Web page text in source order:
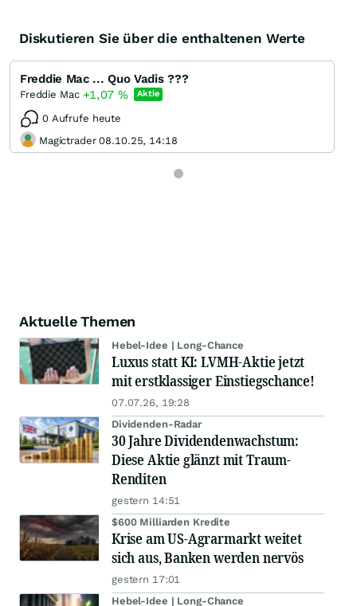
Diskutieren Sie über die enthaltenen Werte
Freddie Mac ... Quo Vadis ???
Freddie Mac +1,07 % Aktie
0 Aufrufe heute
Magictrader 08.10.25, 14:18
Aktuelle Themen
Hebel-Idee | Long-Chance
Luxus statt KI: LVMH-Aktie jetzt
mit erstklassiger Einstiegschance!
07.07.26, 19:28
Dividenden-Radar
30 Jahre Dividendenwachstum:
Diese Aktie glänzt mit Traum-
Renditen
gestern 14:51
$600 Milliarden Kredite
Krise am US-Agrarmarkt weitet
sich aus, Banken werden nervös
gestern 17:01
Hebel-Idee | Long-Chance